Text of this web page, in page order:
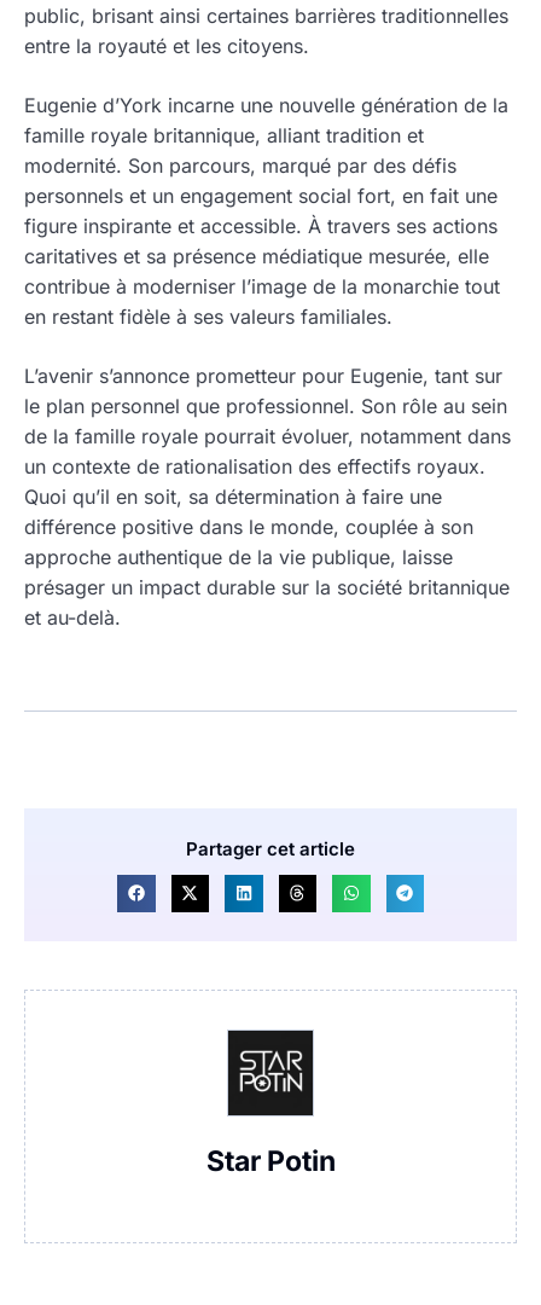
public, brisant ainsi certaines barrières traditionnelles
entre la royauté et les citoyens.
Eugenie d’York incarne une nouvelle génération de la
famille royale britannique, alliant tradition et
modernité. Son parcours, marqué par des défis
personnels et un engagement social fort, en fait une
figure inspirante et accessible. À travers ses actions
caritatives et sa présence médiatique mesurée, elle
contribue à moderniser l’image de la monarchie tout
en restant fidèle à ses valeurs familiales.
L’avenir s’annonce prometteur pour Eugenie, tant sur
le plan personnel que professionnel. Son rôle au sein
de la famille royale pourrait évoluer, notamment dans
un contexte de rationalisation des effectifs royaux.
Quoi qu’il en soit, sa détermination à faire une
différence positive dans le monde, couplée à son
approche authentique de la vie publique, laisse
présager un impact durable sur la société britannique
et au-delà.
Partager cet article
Star Potin